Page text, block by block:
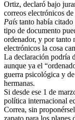
Ortiz, declaró bajo
correos electrónicos
País tanto había
tipo de documento
ordenador, y por tanto
electrónicos la cosa
La declaración podría
aunque ya el
guerra psicológica y
hermanas.
Si desde ese 1 de
política internacional
Correa, sin
zapato para los planes